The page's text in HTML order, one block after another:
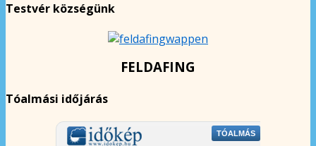
Testvér községünk
FELDAFING
Tóalmási időjárás